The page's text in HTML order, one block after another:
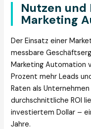
Nutzen
Marketing
Der Einsatz einer
messbare
Marketing Automation
Prozent mehr Leads
Raten als
durchschnittliche ROI
investiertem Dollar –
Jahre.